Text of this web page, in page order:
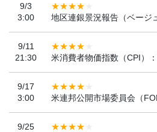
9/3
3:00
地区連銀景況報告（ベージ
9/11
21:30
米消費者物価指数（CPI）
9/17
3:00
米連邦公開市場委員会（
9/25